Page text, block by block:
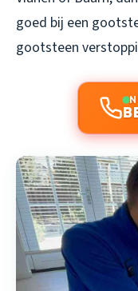
goed bij een
gootsteen